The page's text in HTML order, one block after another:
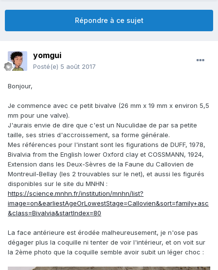
Répondre à ce sujet
yomgui
Posté(e) 5 août 2017
Bonjour,
Je commence avec ce petit bivalve (26 mm x 19 mm x environ 5,5
mm pour une valve).
J'aurais envie de dire que c'est un Nuculidae de par sa petite
taille, ses stries d'accroissement, sa forme générale.
Mes références pour l'instant sont les figurations de DUFF, 1978,
Bivalvia from the English lower Oxford clay et COSSMANN, 1924,
Extension dans les Deux-Sèvres de la Faune du Callovien de
Montreuil-Bellay (les 2 trouvables sur le net), et aussi les figurés
disponibles sur le site du MNHN :
https://science.mnhn.fr/institution/mnhn/list?
image=on&earliestAgeOrLowestStage=Callovien&sort=family+asc
&class=Bivalvia&startIndex=80
La face antérieure est érodée malheureusement, je n'ose pas
dégager plus la coquille ni tenter de voir l'intérieur, et on voit sur
la 2ème photo que la coquille semble avoir subit un léger choc :